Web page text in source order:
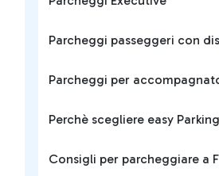
Parcheggi passeggeri con
Parcheggi per
Perchè scegliere easy Parking
Consigli per parcheggiare a